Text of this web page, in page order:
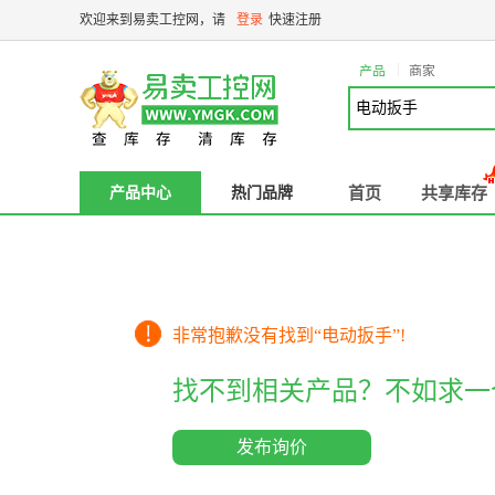
欢迎来到易卖工控网，请 登录 快速注册
产品 商家
产品中心 热门品牌 首页 共享库存
非常抱歉没有找到“电动扳手”!
找不到相关产品？不如求
发布询价